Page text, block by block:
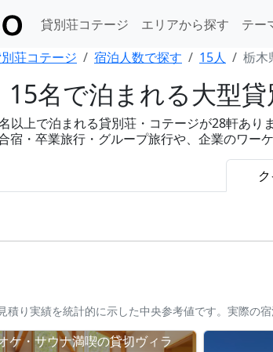
貸別荘コテージ エリアから探す テー
荘コテージ 宿泊人数で探す 15人 栃木
15名で泊まれる大型
以上で泊まれる貸別荘・コテージが28軒あ
宿・卒業旅行・グループ旅行や、企業のワー
積り実績を統計的に示した中央参考値です。実際の
ケ・サウナ満喫の貸切ヴィラ